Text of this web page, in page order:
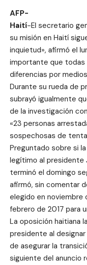
AFP-
Haití-El secretario
su misión en Haití
inquietud», afirmó el
importante que todas
diferencias por
Durante su rueda de
subrayó igualmente
de la investigación
«23 personas
sospechosas de
Preguntado sobre si
legítimo al presidente
terminó el domingo
afirmó, sin comentar
elegido en noviembre
febrero de 2017 para
La oposición haitiana
presidente al
de asegurar la
siguiente del anuncio